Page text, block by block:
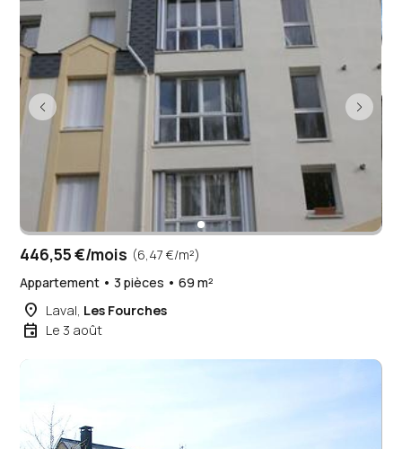
446,55 €/mois (6,47 €/m²)
Appartement • 3 pièces • 69 m²
place Laval, Les Fourches
event Le 3 août